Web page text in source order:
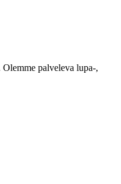
palveleva lupa-,